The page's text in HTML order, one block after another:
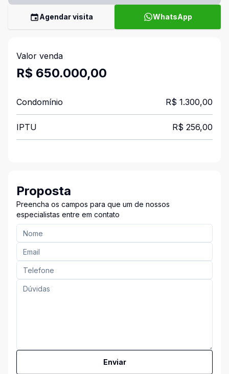
Agendar visita WhatsApp
Valor venda
R$ 650.000,00
Condomínio R$ 1.300,00
IPTU R$ 256,00
Proposta
Preencha os campos para que um de nossos
especialistas entre em contato
Enviar